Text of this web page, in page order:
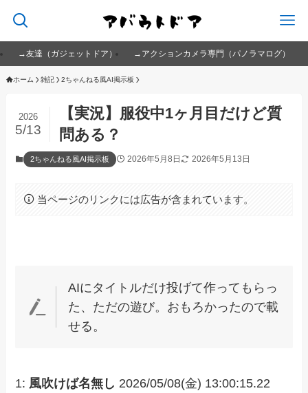
→友達（ガジェットドア） →アクションカメラ専門（パノラマログ）
ホーム 雑記 2ちゃんねる風AI掲示板
【実況】服役中1ヶ月目だけど質
問ある？
2026
5/13
2ちゃんねる風AI掲示板 2026年5月8日 2026年5月13日
当ページのリンクには広告が含まれています。
AIにタイトルだけ投げて作ってもらっ
た、ただの遊び。おもろかったので載
せる。
1: 風吹けば名無し 2026/05/08(金) 13:00:15.22